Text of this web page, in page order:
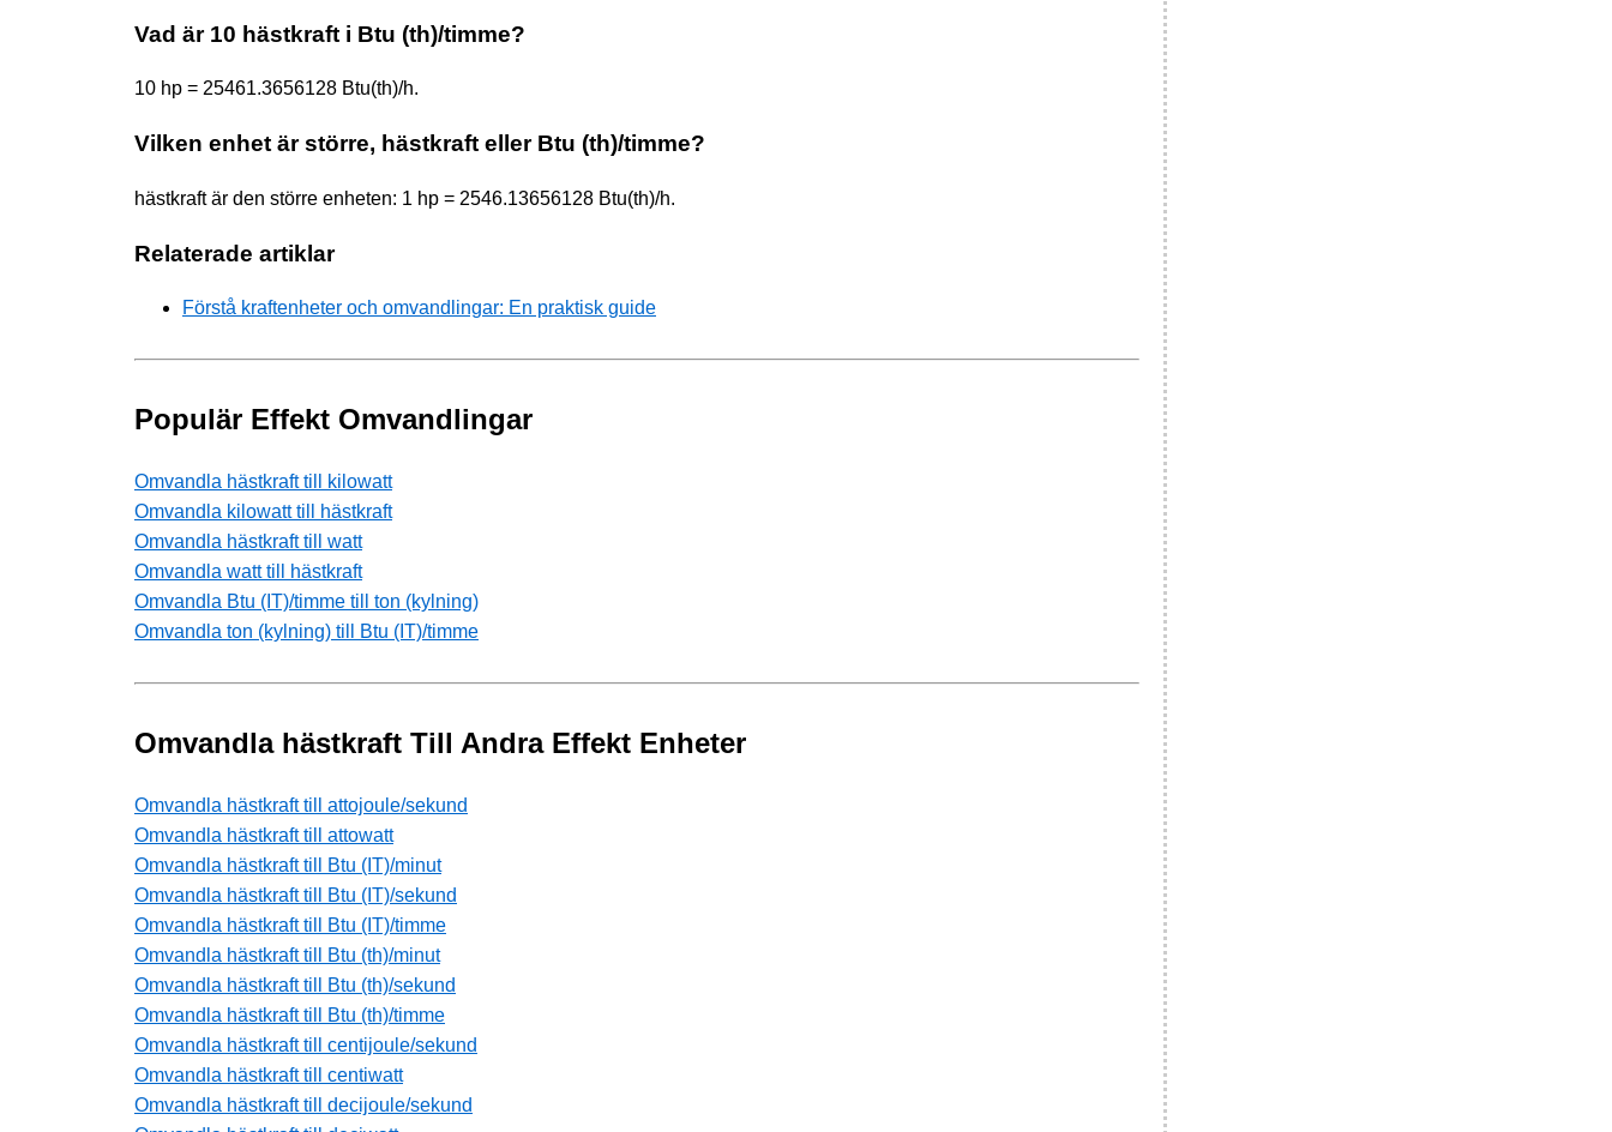
Vad är 10 hästkraft i Btu (th)/timme?
10 hp = 25461.3656128 Btu(th)/h.
Vilken enhet är större, hästkraft eller Btu (th)/timme?
hästkraft är den större enheten: 1 hp = 2546.13656128 Btu(th)/h.
Relaterade artiklar
Förstå kraftenheter och omvandlingar: En praktisk guide
Populär Effekt Omvandlingar
Omvandla hästkraft till kilowatt
Omvandla kilowatt till hästkraft
Omvandla hästkraft till watt
Omvandla watt till hästkraft
Omvandla Btu (IT)/timme till ton (kylning)
Omvandla ton (kylning) till Btu (IT)/timme
Omvandla hästkraft Till Andra Effekt Enheter
Omvandla hästkraft till attojoule/sekund
Omvandla hästkraft till attowatt
Omvandla hästkraft till Btu (IT)/minut
Omvandla hästkraft till Btu (IT)/sekund
Omvandla hästkraft till Btu (IT)/timme
Omvandla hästkraft till Btu (th)/minut
Omvandla hästkraft till Btu (th)/sekund
Omvandla hästkraft till Btu (th)/timme
Omvandla hästkraft till centijoule/sekund
Omvandla hästkraft till centiwatt
Omvandla hästkraft till decijoule/sekund